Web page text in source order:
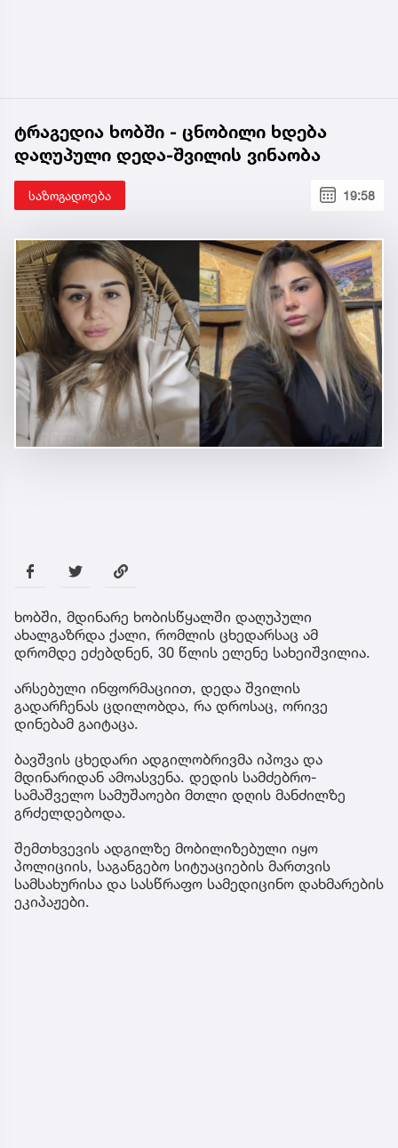
ტრაგედია ხობში - ცნობილი ხდება
დაღუპული დედა-შვილის ვინაობა
საზოგადოება 19:58
ხობში, მდინარე ხობისწყალში დაღუპული
ახალგაზრდა ქალი, რომლის ცხედარსაც ამ
დრომდე ეძებდნენ, 30 წლის ელენე სახეიშვილია.
არსებული ინფორმაციით, დედა შვილის
გადარჩენას ცდილობდა, რა დროსაც, ორივე
დინებამ გაიტაცა.
ბავშვის ცხედარი ადგილობრივმა იპოვა და
მდინარიდან ამოასვენა. დედის სამძებრო-
სამაშველო სამუშაოები მთლი დღის მანძილზე
გრძელდებოდა.
შემთხვევის ადგილზე მობილიზებული იყო
პოლიციის, საგანგებო სიტუაციების მართვის
სამსახურისა და სასწრაფო სამედიცინო დახმარების
ეკიპაჟები.